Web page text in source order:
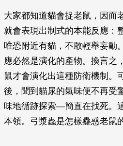
大家都知道貓會捉老鼠，因而
就會表現出制式的本能反應：
唯恐附近有貓，不敢輕舉妄動
應必然是演化的產物。換言之
鼠才會演化出這種防衛機制。
後，聞到貓尿的氣味便不再受
味地循跡探索—簡直在找死。
本領。弓漿蟲是怎樣蠱惑老鼠